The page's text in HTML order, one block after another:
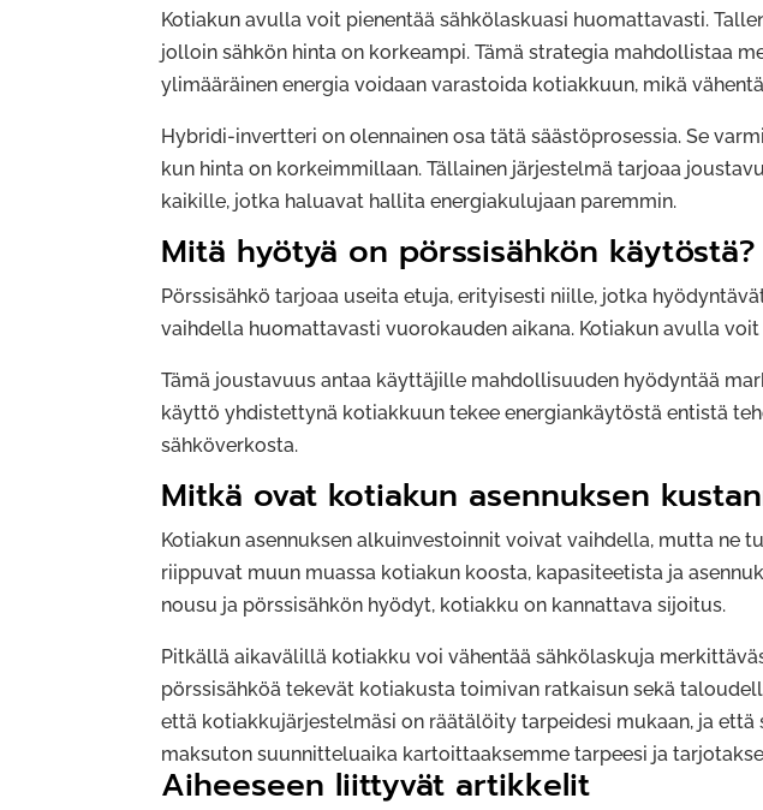
Kotiakun avulla voit pienentää sähkölaskuasi huomattavasti.
jolloin sähkön hinta on korkeampi. Tämä strategia mahdollistaa
ylimääräinen energia voidaan varastoida kotiakkuun, mikä
Hybridi-invertteri on olennainen osa tätä säästöprosessia. Se
kun hinta on korkeimmillaan. Tällainen järjestelmä tarjoaa
kaikille, jotka haluavat hallita energiakulujaan paremmin.
Mitä hyötyä on pörssisähkön käytöstä?
Pörssisähkö tarjoaa useita etuja, erityisesti niille, jotka
vaihdella huomattavasti vuorokauden aikana. Kotiakun avulla
Tämä joustavuus antaa käyttäjille mahdollisuuden hyödyntää
käyttö yhdistettynä kotiakkuun tekee energiankäytöstä entistä
sähköverkosta.
Mitkä ovat kotiakun asennuksen
Kotiakun asennuksen alkuinvestoinnit voivat vaihdella, mutta
riippuvat muun muassa kotiakun koosta, kapasiteetista ja
nousu ja pörssisähkön hyödyt, kotiakku on kannattava sijoitus.
Pitkällä aikavälillä kotiakku voi vähentää sähkölaskuja
pörssisähköä tekevät kotiakusta toimivan ratkaisun sekä
että kotiakkujärjestelmäsi on räätälöity tarpeidesi mukaan, ja
maksuton suunnitteluaika kartoittaaksemme tarpeesi ja
Aiheeseen liittyvät artikkelit